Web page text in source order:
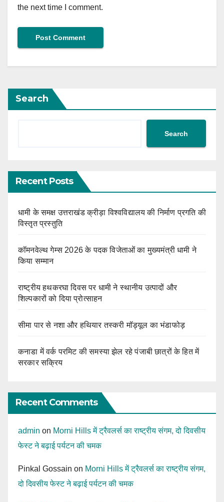
the next time I comment.
Search
Search
Recent Posts
धामी के समक्ष उत्तराखंड क्रीड़ा विश्वविद्यालय की निर्माण प्रगति की
विस्तृत प्रस्तुति
कॉमनवेल्थ गेम्स 2026 के पदक विजेताओं का मुख्यमंत्री धामी ने
किया सम्मान
राष्ट्रीय हथकरघा दिवस पर धामी ने स्थानीय उत्पादों और
शिल्पकारों को दिया प्रोत्साहन
सीमा पार से नशा और हथियार तस्करी मॉड्यूल का भंडाफोड़
कनाडा में वर्क परमिट की समस्या झेल रहे पंजाबी छात्रों के हित में
सरकार सक्रिय
Recent Comments
admin on Morni Hills में ट्रैवलर्स का राष्ट्रीय संगम, दो दिवसीय
फेस्ट ने बढ़ाई पर्यटन की चमक
Pinkal Gossain on Morni Hills में ट्रैवलर्स का राष्ट्रीय संगम,
दो दिवसीय फेस्ट ने बढ़ाई पर्यटन की चमक